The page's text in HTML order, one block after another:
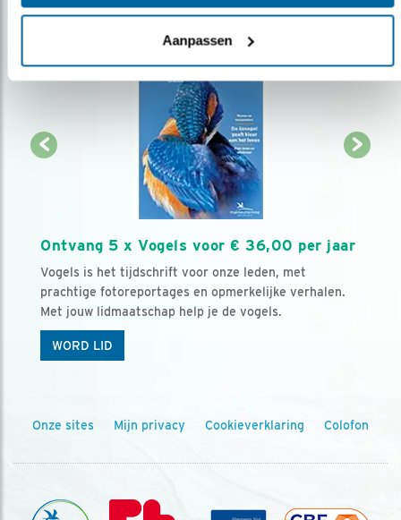
Aanpassen
Ontvang 5 x Vogels voor € 36,00 per jaar
Vogels is het tijdschrift voor onze leden, met
prachtige fotoreportages en opmerkelijke verhalen.
Met jouw lidmaatschap help je de vogels.
WORD LID
Onze sites Mijn privacy Cookieverklaring Colofon